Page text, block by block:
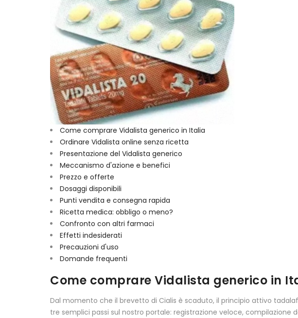
Come comprare Vidalista generico in Italia
Ordinare Vidalista online senza ricetta
Presentazione del Vidalista generico
Meccanismo d'azione e benefici
Prezzo e offerte
Dosaggi disponibili
Punti vendita e consegna rapida
Ricetta medica: obbligo o meno?
Confronto con altri farmaci
Effetti indesiderati
Precauzioni d'uso
Domande frequenti
Come comprare Vidalista generico in
Dal momento che il brevetto di Cialis è scaduto, il principio attivo
tre semplici passi sul nostro portale: registrazione veloce,